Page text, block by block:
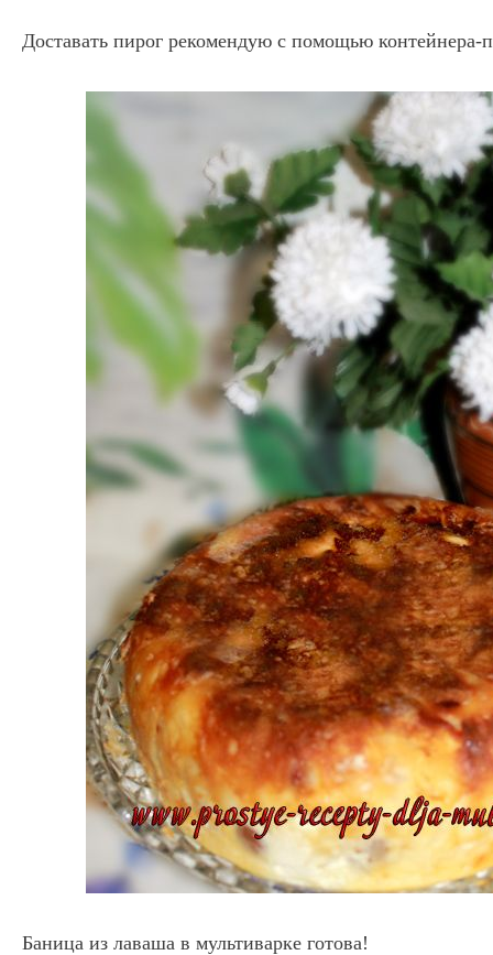
Доставать пирог рекомендую с помощью контейнера-
Баница из лаваша в мультиварке готова!